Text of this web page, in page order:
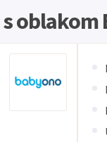
oblakom